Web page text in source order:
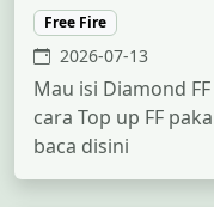
Free Fire
2026-07-13
Mau isi Diamond
cara Top up FF
baca disini